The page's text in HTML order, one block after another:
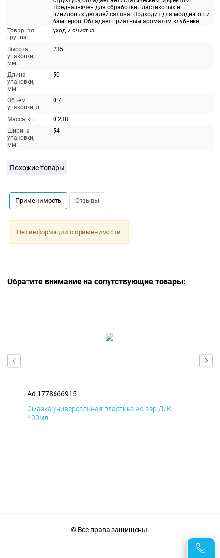
Предназначен для обработки пластиковых и
виниловых деталей салона. Подходит для молдингов и
бамперов. Обладает приятным ароматом клубники.
Товарная
группа:
уход и очистка
Высота
упаковки,
мм:
235
Длина
упаковки,
мм:
50
Объем
упаковки, л:
0.7
Масса, кг:
0.238
Ширина
упаковки,
мм:
54
Похожие товары
Применимость Отзывы
Нет информации о применимости
Обратите внимание на сопутствующие товары:
Ad 1778666915
Смазка универсальная пластика Ad аэр ДиК
400мл
© Все права защищены.